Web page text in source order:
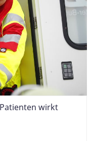
wirkt